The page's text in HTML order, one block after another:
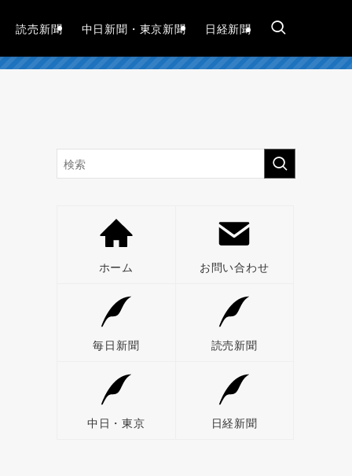
読売新聞 中日新聞・東京新聞 日経新聞
ホーム お問い合わせ
毎日新聞 読売新聞
中日・東京 日経新聞